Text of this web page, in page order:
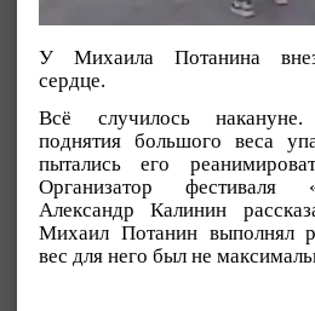
У Михаила Потанина
сердце.
Всё случилось
поднятия большого веса
пытались его
Организатор фестиваля
Александр Калинин
Михаил Потанин выполнял
вес для него был не